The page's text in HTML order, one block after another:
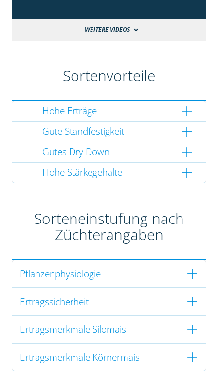
WEITERE VIDEOS
Sortenvorteile
Hohe Erträge
Gute Standfestigkeit
Gutes Dry Down
Hohe Stärkegehalte
Sorteneinstufung nach
Züchterangaben
Pflanzenphysiologie
Ertragssicherheit
Ertragsmerkmale Silomais
Ertragsmerkmale Körnermais